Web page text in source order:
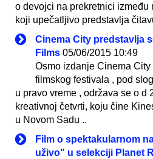
o devojci na prekretnici između
koji upečatljivo predstavlja
Cinema City predstavlja
Films 05/06/2015 10:49
Osmo izdanje Cinema
filmskog festivala , pod
u pravo vreme , održava se o d
kreativnoj četvrti, koju čine
u Novom Sadu ..
Film o spektakularnom
uživo" u selekciji Planet